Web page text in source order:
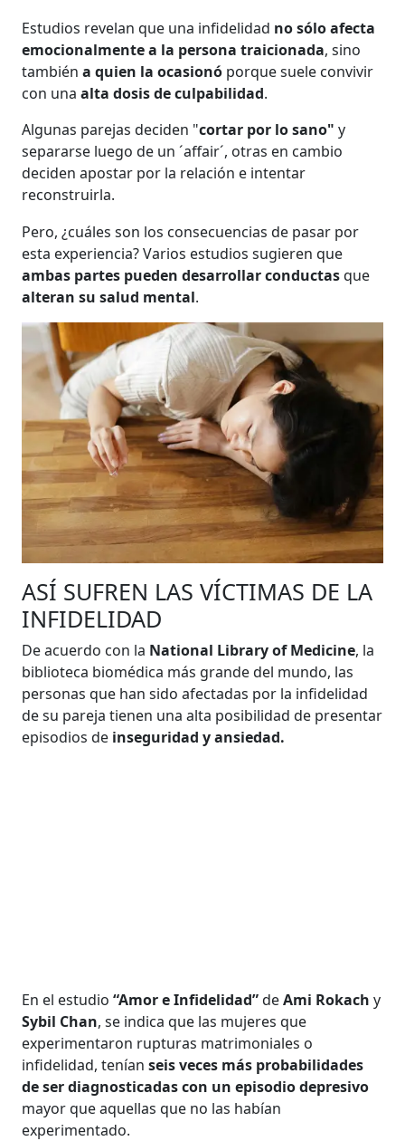
Estudios revelan que una infidelidad no sólo afecta
emocionalmentea la persona traicionada, sino
también a quien la ocasionó porque suele convivir
con unaalta dosis de culpabilidad.
Algunas parejas deciden "cortar por lo sano" y
separarse luego de un ´affair´, otras en cambio
deciden apostar por la relación e intentar
reconstruirla.
Pero, ¿cuáles son los consecuencias de pasar por
esta experiencia? Varios estudios sugieren que
ambas partes pueden desarrollar conductasque
alteran su salud mental.
ASÍ SUFREN LAS VÍCTIMAS DE LA
INFIDELIDAD
De acuerdo con la National Library of Medicine, la
biblioteca biomédica más grande del mundo, las
personas que han sido afectadas por la infidelidad
de su pareja tienen una alta posibilidad de presentar
episodios de inseguridad y ansiedad.
En el estudio“Amor e Infidelidad”deAmi Rokach y
Sybil Chan, se indica que las mujeres que
experimentaron rupturas matrimoniales o
infidelidad, teníanseis veces más probabilidades
de ser diagnosticadas con un episodio depresivo
mayor que aquellas que no las habían
experimentado.